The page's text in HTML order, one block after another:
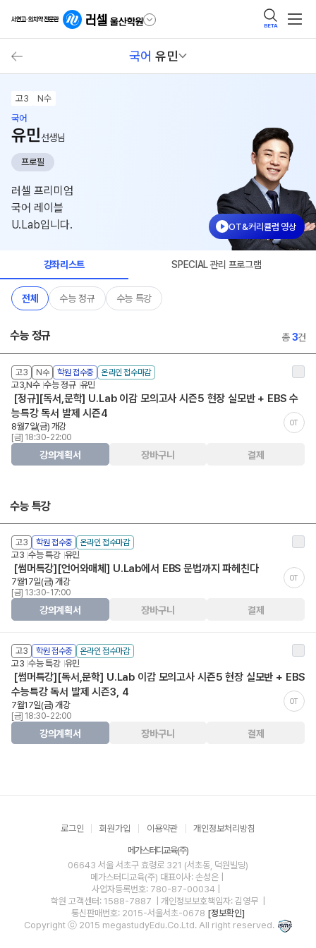
BETA
국어 유민
고3
N수
국어
유민선생님
프로필
러셀 프리미엄
국어 레이블
U.Lab입니다.
OT&커리큘럼 영상
강좌리스트 SPECIAL 관리 프로그램
전체 수능 정규 수능 특강
수능 정규 총3건
고3 N수 학원 접수중 온라인 접수마감
고3,N수 수능 정규 유민
[정규][독서,문학] U.Lab 이감 모의고사 시즌5 현장 실모반 + EBS 수
능특강 독서 발제 시즌4
OT
8월7일(금) 개강
[금] 18:30-22:00
강의계획서 장바구니 결제
수능 특강
고3 학원 접수중 온라인 접수마감
고3 수능 특강 유민
[썸머특강][언어와매체] U.Lab에서 EBS 문법까지 파헤친다
OT
7월17일(금) 개강
[금] 13:30-17:00
강의계획서 장바구니 결제
고3 학원 접수중 온라인 접수마감
고3 수능 특강 유민
[썸머특강][독서,문학] U.Lab 이감 모의고사 시즌5 현장 실모반 + EBS
수능특강 독서 발제 시즌3, 4
OT
7월17일(금) 개강
[금] 18:30-22:00
강의계획서 장바구니 결제
로그인 회원가입 이용약관 개인정보처리방침
메가스터디교육(주)
06643 서울 서초구 효령로 321 (서초동, 덕원빌딩)
메가스터디교육(주) 대표이사: 손성은 |
사업자등록번호: 780-87-00034
학원 고객센터: 1588-7887
| 개인정보보호책임자: 김영무
통신판매번호: 2015-서울서초-0678 [정보확인]
Copyright ⓒ 2015 megastudyEdu.Co.Ltd. All right reserved.